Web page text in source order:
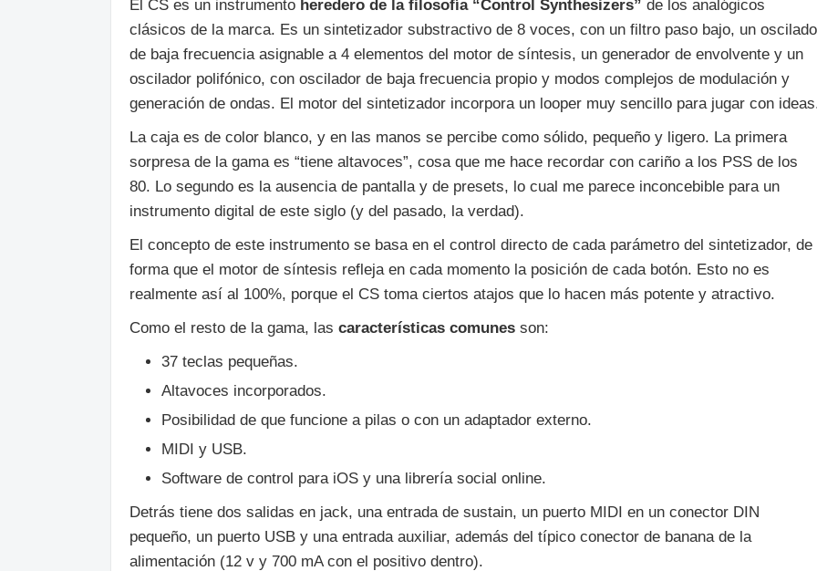
El CS es un instrumento heredero de la filosofía “Control Synthesizers” de los analógicos
clásicos de la marca. Es un sintetizador substractivo de 8 voces, con un filtro paso bajo, un
de baja frecuencia asignable a 4 elementos del motor de síntesis, un generador de envolvente y un
oscilador polifónico, con oscilador de baja frecuencia propio y modos complejos de modulación y
generación de ondas. El motor del sintetizador incorpora un looper muy sencillo para jugar con
La caja es de color blanco, y en las manos se percibe como sólido, pequeño y ligero. La primera
sorpresa de la gama es “tiene altavoces”, cosa que me hace recordar con cariño a los PSS de los
80. Lo segundo es la ausencia de pantalla y de presets, lo cual me parece inconcebible para un
instrumento digital de este siglo (y del pasado, la verdad).
El concepto de este instrumento se basa en el control directo de cada parámetro del sintetizador, de
forma que el motor de síntesis refleja en cada momento la posición de cada botón. Esto no es
realmente así al 100%, porque el CS toma ciertos atajos que lo hacen más potente y atractivo.
Como el resto de la gama, las características comunes son:
37 teclas pequeñas.
Altavoces incorporados.
Posibilidad de que funcione a pilas o con un adaptador externo.
MIDI y USB.
Software de control para iOS y una librería social online.
Detrás tiene dos salidas en jack, una entrada de sustain, un puerto MIDI en un conector DIN
pequeño, un puerto USB y una entrada auxiliar, además del típico conector de banana de la
alimentación (12 v y 700 mA con el positivo dentro).